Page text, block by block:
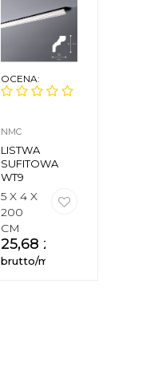
OCENA:
NMC
LISTWA
SUFITOWA
WT9
5 X 4 X
200
CM
25,68 zł
brutto/mb